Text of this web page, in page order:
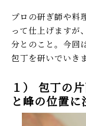
プロの研ぎ師や料
って仕上げますが
分とのこと。今回
包丁を研いでいき
１） 包丁の
と峰の位置に